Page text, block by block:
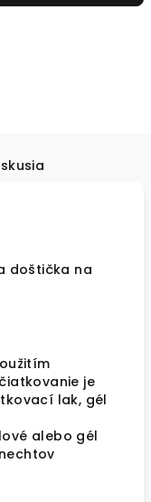
doštička na
je
lak, gél
alebo gél